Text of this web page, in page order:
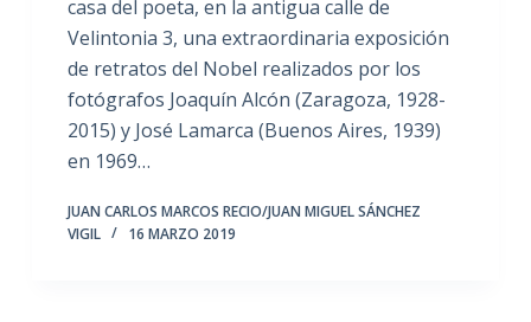
casa del poeta, en la antigua calle de
Velintonia 3, una extraordinaria exposición
de retratos del Nobel realizados por los
fotógrafos Joaquín Alcón (Zaragoza, 1928-
2015) y José Lamarca (Buenos Aires, 1939)
en 1969…
JUAN CARLOS MARCOS RECIO/JUAN MIGUEL SÁNCHEZ
VIGIL
16 MARZO 2019